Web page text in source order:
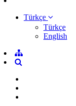
Türkçe
Türkçe
English